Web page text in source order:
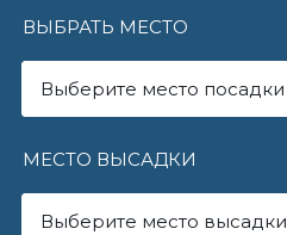
ВЫБРАТЬ МЕСТО
Выберите место посадки
МЕСТО ВЫСАДКИ
Выберите место высадки